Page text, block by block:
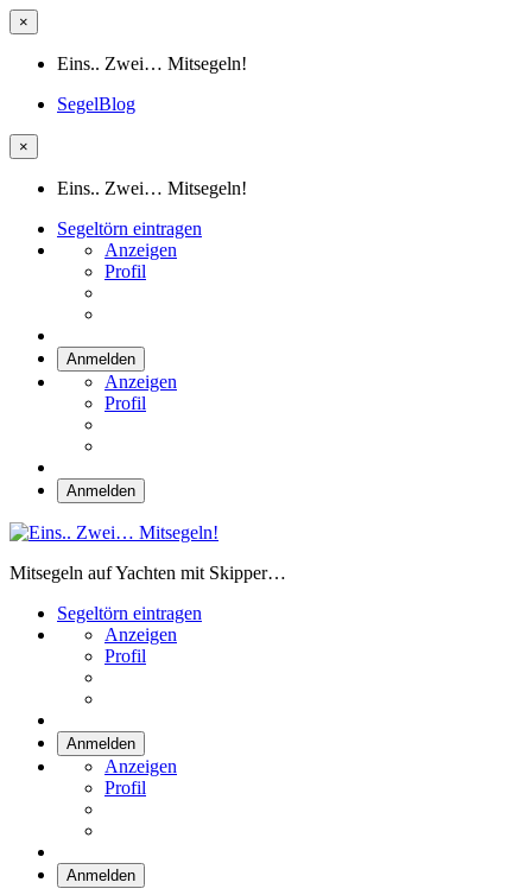
×
Eins.. Zwei… Mitsegeln!
SegelBlog
×
Eins.. Zwei… Mitsegeln!
Segeltörn eintragen
Anzeigen
Profil
Anmelden
Anzeigen
Profil
Anmelden
Mitsegeln auf Yachten mit Skipper…
Segeltörn eintragen
Anzeigen
Profil
Anmelden
Anzeigen
Profil
Anmelden